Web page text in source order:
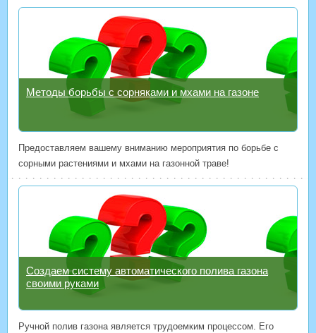
Методы борьбы с сорняками и мхами на газоне
Предоставляем вашему вниманию мероприятия по борьбе с
сорными растениями и мхами на газонной траве!
Создаем систему автоматического полива газона
своими руками
Ручной полив газона является трудоемким процессом. Его